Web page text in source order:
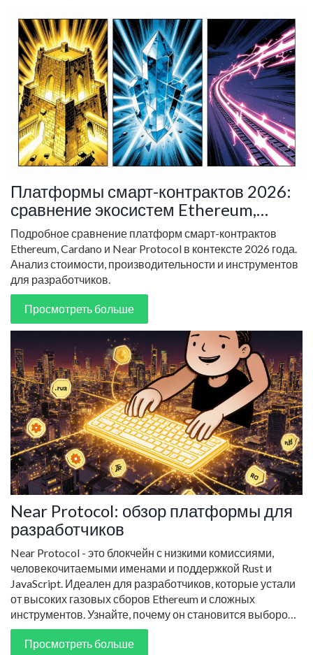
Платформы смарт-контрактов 2026:
сравнение экосистем Ethereum,
Cardano и Near
Подробное сравнение платформ смарт-контрактов
Ethereum, Cardano и Near Protocol в контексте 2026 года.
Анализ стоимости, производительности и инструментов
для разработчиков.
Просмотреть больше
Near Protocol: обзор платформы для
разработчиков
Near Protocol - это блокчейн с низкими комиссиями,
человекочитаемыми именами и поддержкой Rust и
JavaScript. Идеален для разработчиков, которые устали
от высоких газовых сборов Ethereum и сложных
инструментов. Узнайте, почему он становится выбором
номер один для новых проектов.
Просмотреть больше